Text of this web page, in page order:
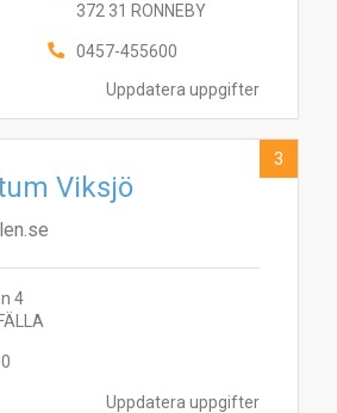
Uppdatera uppgifter
372 31 RONNEBY
0457-455600
Uppdatera uppgifter
Viksjö
4
3